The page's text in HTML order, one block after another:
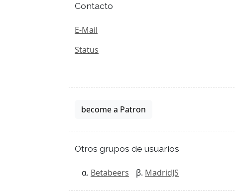
Contacto
E-Mail
Status
become a Patron
Otros grupos de usuarios
Betabeers MadridJS